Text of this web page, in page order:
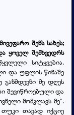
შენს სახეს;
ყოველ შემხვედრს
სიტყვებია,
და უფლის წინაშე
მე დღეს
შევიწროებული და
მომკლავს მე".
თუკი თავად იქციე